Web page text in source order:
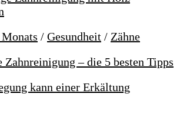
/ Gesundheit / Zähne
Zahnreinigung – die 5 besten Tipps